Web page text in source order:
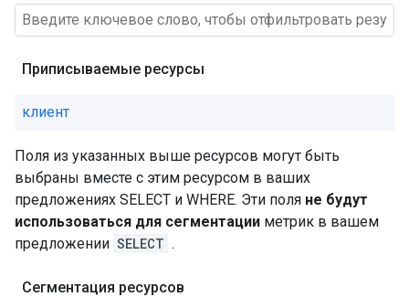
Приписываемые ресурсы
клиент
Поля из указанных выше ресурсов могут быть
выбраны вместе с этим ресурсом в ваших
предложениях SELECT и WHERE. Эти поля не будут
использоваться для сегментации метрик в вашем
предложении SELECT .
Сегментация ресурсов